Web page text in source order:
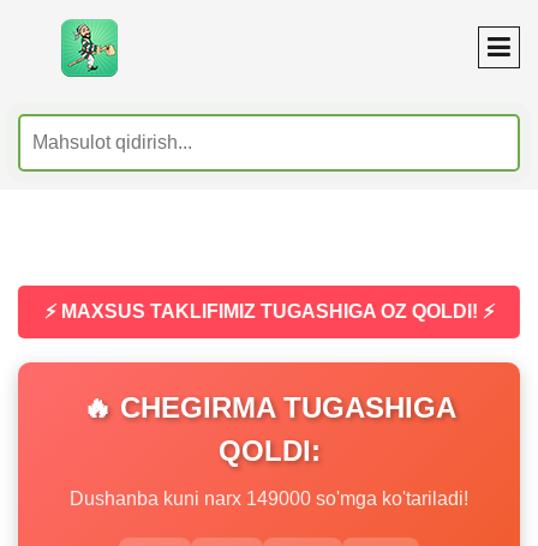
⚡ MAXSUS TAKLIFIMIZ TUGASHIGA OZ QOLDI! ⚡
🔥 CHEGIRMA TUGASHIGA
QOLDI:
Dushanba kuni narx 149000 so'mga ko'tariladi!